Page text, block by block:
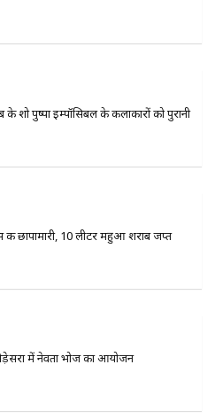
शो पुष्पा इम्पॉसिबल के कलाकारों को पुरानी
की छापामारी, 10 लीटर महुआ शराब जप्त
में नेवता भोज का आयोजन